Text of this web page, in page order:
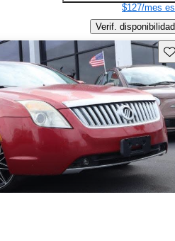
$127/mes
Verif. disponibilidad